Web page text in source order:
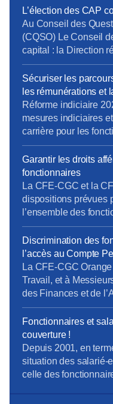
L’élection des CAP
Au Conseil des
(CQSO) Le Conseil
capital : la Direction
s’appliquent aux
validation par le
dénoncent ce
atteinte à un principe
devrait être à la […]
Sécuriser les
les rémunérations et
Réforme indiciaire
mesures indiciaires
carrière pour les
mises en place en
Fonction Publique
statuts de fonction
Orange et la CFTC
Garantir les droits afférents au
fonctionnaires
La CFE-CGC et la
dispositions prévues
l’ensemble des
garderont leur statut
Discrimination des
l’accès au Compte
La CFE-CGC
Travail, et à
des Finances et de
La « loi pour la
professionnel » du 05
ambition une
réforme la formation
[…]
Fonctionnaires et
couverture !
Depuis 2001, en
situation des salarié-
celle des